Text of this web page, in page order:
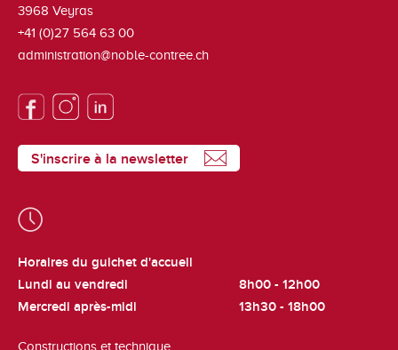
3968 Veyras
+41 (0)27 564 63 00
administration@noble-contree.ch
S'inscrire à la newsletter
Horaires du guichet d'accueil
Lundi au vendredi
8h00 - 12h00
Mercredi après-midi
13h30 - 18h00
Constructions et technique